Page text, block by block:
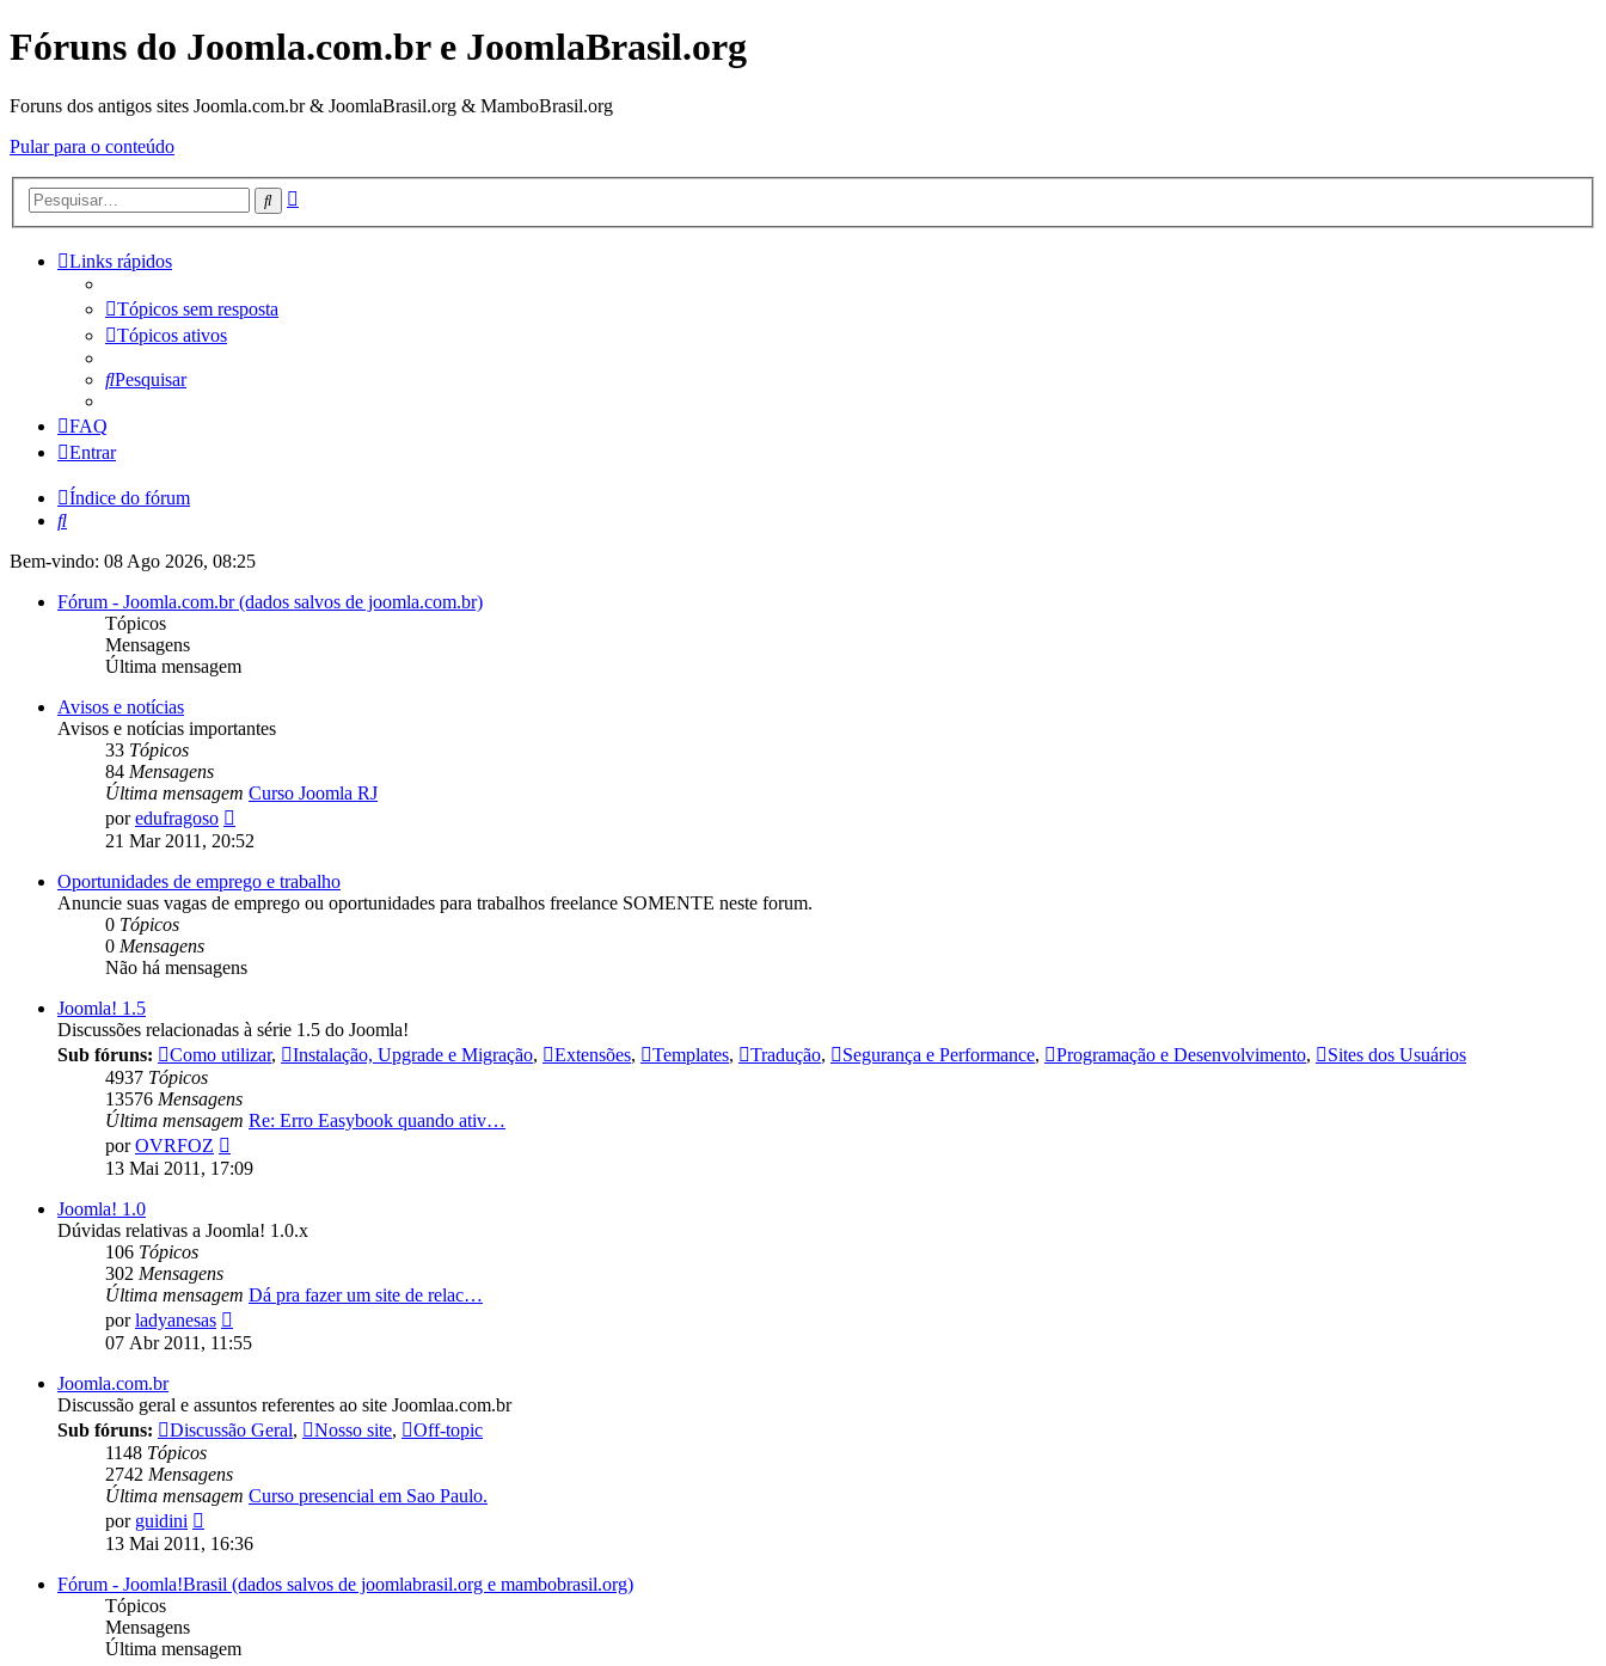
Fóruns do Joomla.com.br e JoomlaBrasil.org
Foruns dos antigos sites Joomla.com.br & JoomlaBrasil.org & MamboBrasil.org
Pular para o conteúdo
Pesquisar
Links rápidos
Tópicos sem resposta
Tópicos ativos
Pesquisar
FAQ
Entrar
Índice do fórum
Pesquisar
Bem-vindo: 08 Ago 2026, 08:25
Fórum - Joomla.com.br (dados salvos de joomla.com.br)
Tópicos
Mensagens
Última mensagem
Avisos e notícias
Avisos e notícias importantes
33 Tópicos
84 Mensagens
Última mensagem Curso Joomla RJ
poredufragoso
última
21 Mar 2011, 20:52
Oportunidades de emprego e trabalho
Anuncie suas vagas de emprego ou oportunidades para trabalhos freelance SOMENTE neste forum.
0 Tópicos
0 Mensagens
Não há mensagens
Joomla! 1.5
Discussões relacionadas à série 1.5 do Joomla!
Sub fóruns:
Como utilizar, Instalação, Upgrade e Migração, Extensões, Templates, Tradução, Segurança e Performance, Programação e Desenvolvimento,
Sites dos Usuários
4937 Tópicos
13576 Mensagens
Última mensagem Re: Erro Easybook quando ativ…
porOVRFOZ
última
13 Mai 2011, 17:09
Joomla! 1.0
Dúvidas relativas a Joomla! 1.0.x
106 Tópicos
302 Mensagens
Última mensagem Dá pra fazer um site de relac…
porladyanesas
última
07 Abr 2011, 11:55
Joomla.com.br
Discussão geral e assuntos referentes ao site Joomlaa.com.br
Sub fóruns:
Discussão Geral, Nosso site,
Off-topic
1148 Tópicos
2742 Mensagens
Última mensagem Curso presencial em Sao Paulo.
por guidini
última
13 Mai 2011, 16:36
Fórum - Joomla!Brasil (dados salvos de joomlabrasil.org e mambobrasil.org)
Tópicos
Mensagens
Última mensagem